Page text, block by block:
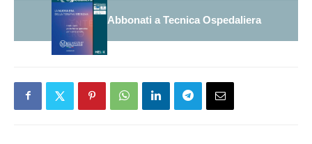
Abbonati a Tecnica Ospedaliera